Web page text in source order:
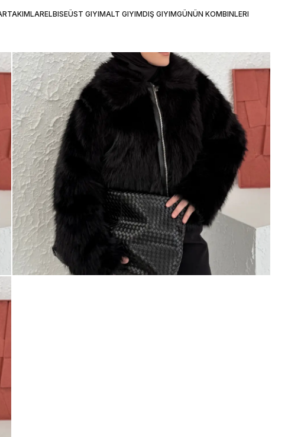
TAKIMLARELBISEÜST GIYIMALT GIYIMDIŞ GIYIMGÜNÜN KOMBINLERI
İlk
%10